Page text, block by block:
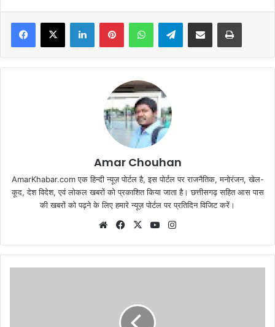
Facebook
X LinkedInPinterestWhatsAppTelegramShare via Email Print
Amar Chouhan
AmarKhabar.com एक हिन्दी न्यूज़ पोर्टल है, इस पोर्टल पर राजनैतिक, मनोरंजन, खेल-
कूद, देश विदेश, एवं लोकल खबरों को प्रकाशित किया जाता है। छत्तीसगढ़ सहित आस पास
की खबरों को पढ़ने के लिए हमारे न्यूज़ पोर्टल पर प्रतिदिन विजिट करें।
WebsiteFacebook
X YouTube